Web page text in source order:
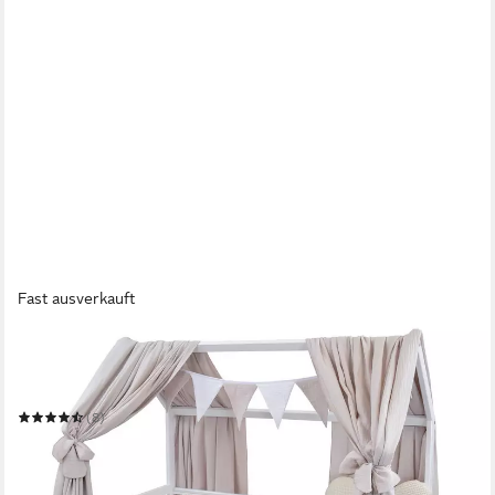
Fast ausverkauft
Komplettbett Hausbett Babybett Komplettset Waffelpique
(8)
319,95 € UVP
in 6-7 Werktagen bei dir